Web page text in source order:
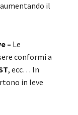
il
– Le
conformi a
, ecc… In
in leve